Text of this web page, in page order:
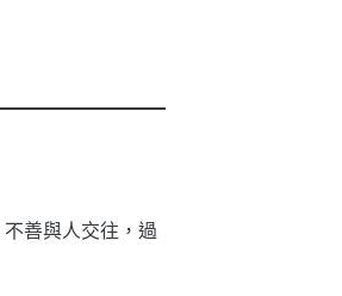
善與人交往，過